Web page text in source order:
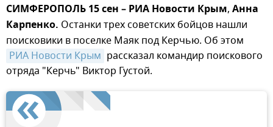
СИМФЕРОПОЛЬ 15 сен – РИА Новости Крым, Анна
Карпенко. Останки трех советских бойцов нашли
поисковики в поселке Маяк под Керчью. Об этом
РИА Новости Крым рассказал командир поискового
отряда "Керчь" Виктор Густой.